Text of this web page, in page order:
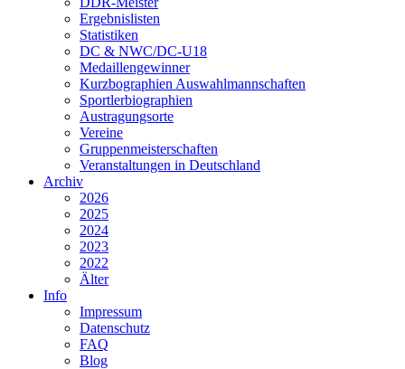
Ergebnislisten
Statistiken
DC & NWC/DC-U18
Medaillengewinner
Kurzbographien Auswahlmannschaften
Sportlerbiographien
Austragungsorte
Vereine
Gruppenmeisterschaften
Veranstaltungen in Deutschland
Archiv
2026
2025
2024
2023
2022
Älter
Info
Impressum
Datenschutz
FAQ
Blog